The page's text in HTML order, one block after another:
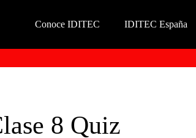
Conoce IDITEC IDITEC España
8 Quiz